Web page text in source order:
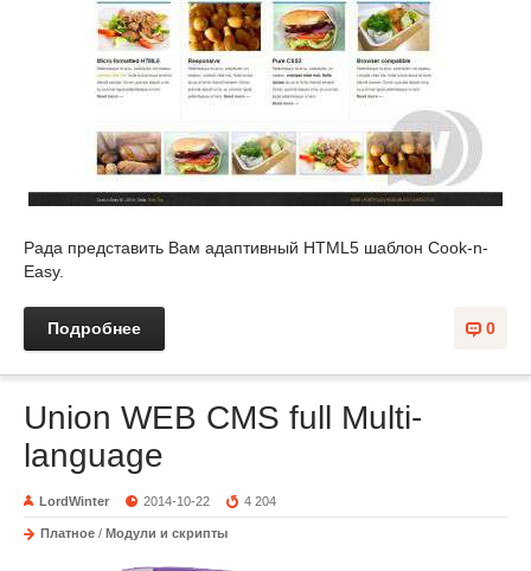
Рада представить Вам адаптивный HTML5 шаблон Cook-n-
Easy.
0
Подробнее
Union WEB CMS full Multi-
language
LordWinter 2014-10-22 4 204
Платное / Модули и скрипты